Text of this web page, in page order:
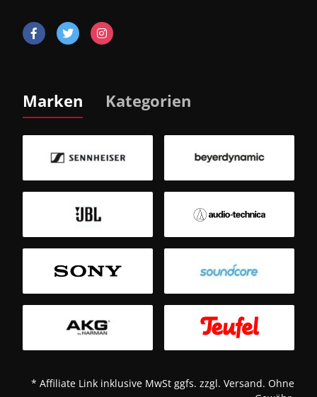
Marken Kategorien
* Affiliate Link inklusive MwSt ggfs. zzgl. Versand. Ohne